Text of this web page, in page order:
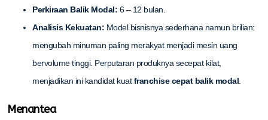
Perkiraan Balik Modal: 6 – 12 bulan.
Analisis Kekuatan: Model bisnisnya sederhana namun brilian:
mengubah minuman paling merakyat menjadi mesin uang
bervolume tinggi. Perputaran produknya secepat kilat,
menjadikan ini kandidat kuatfranchise cepat balik modal
Menantea